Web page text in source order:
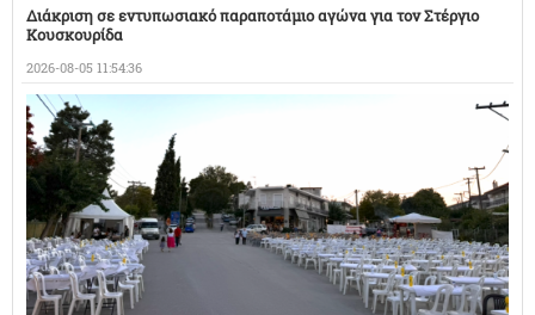
Διάκριση σε εντυπωσιακό παραποτάμιο αγώνα για τον Στέργιο
Κουσκουρίδα
2026-08-05 11:54:36